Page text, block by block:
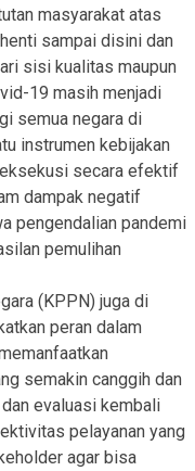
masyarakat atas
sampai disini dan
sisi kualitas maupun
19 masih menjadi
semua negara di
instrumen kebijakan
secara efektif
dampak negatif
pengendalian pandemi
pemulihan
(KPPN) juga di
peran dalam
semakin canggih dan
evaluasi kembali
pelayanan yang
agar bisa